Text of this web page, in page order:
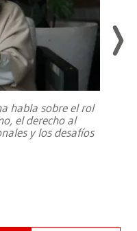
habla sobre el rol
el derecho al
y los desafíos